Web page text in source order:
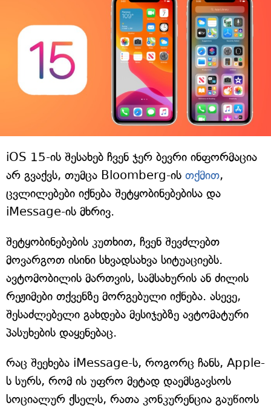
iOS 15-ის შესახებ ჩვენ ჯერ ბევრი ინფორმაცია
არ გვაქვს, თუმცა Bloomberg-ის თქმით,
ცვლილებები იქნება შეტყობინებებისა და
iMessage-ის მხრივ.
შეტყობინებების კუთხით, ჩვენ შევძლებთ
მოვარგოთ ისინი სხვადსახვა სიტუაციებს.
ავტომობილის მართვის, სამსახურის ან ძილის
რეჟიმები თქვენზე მორგებული იქნება. ასევე,
შესაძლებელი გახდება მესიჯებზე ავტომატური
პასუხების დაყენებაც.
რაც შეეხება iMessage-ს, როგორც ჩანს, Apple-
ს სურს, რომ ის უფრო მეტად დაემსგავსოს
სოციალურ ქსელს, რათა კონკურენცია გაუწიოს